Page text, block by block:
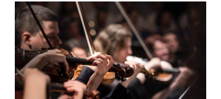
Große
Chinarundreise
|
April
2025“